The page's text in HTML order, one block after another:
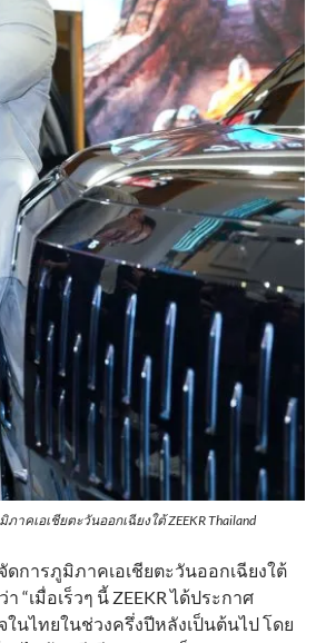
าคเอเชียตะวันออกเฉียงใต้ ZEEKR Thailand
ดการภูมิภาคเอเชียตะวันออกเฉียงใต้
า “เมื่อเร็วๆ นี้ ZEEKR ได้ประกาศ
นไทยในช่วงครึ่งปีหลังเป็นต้นไป โดย